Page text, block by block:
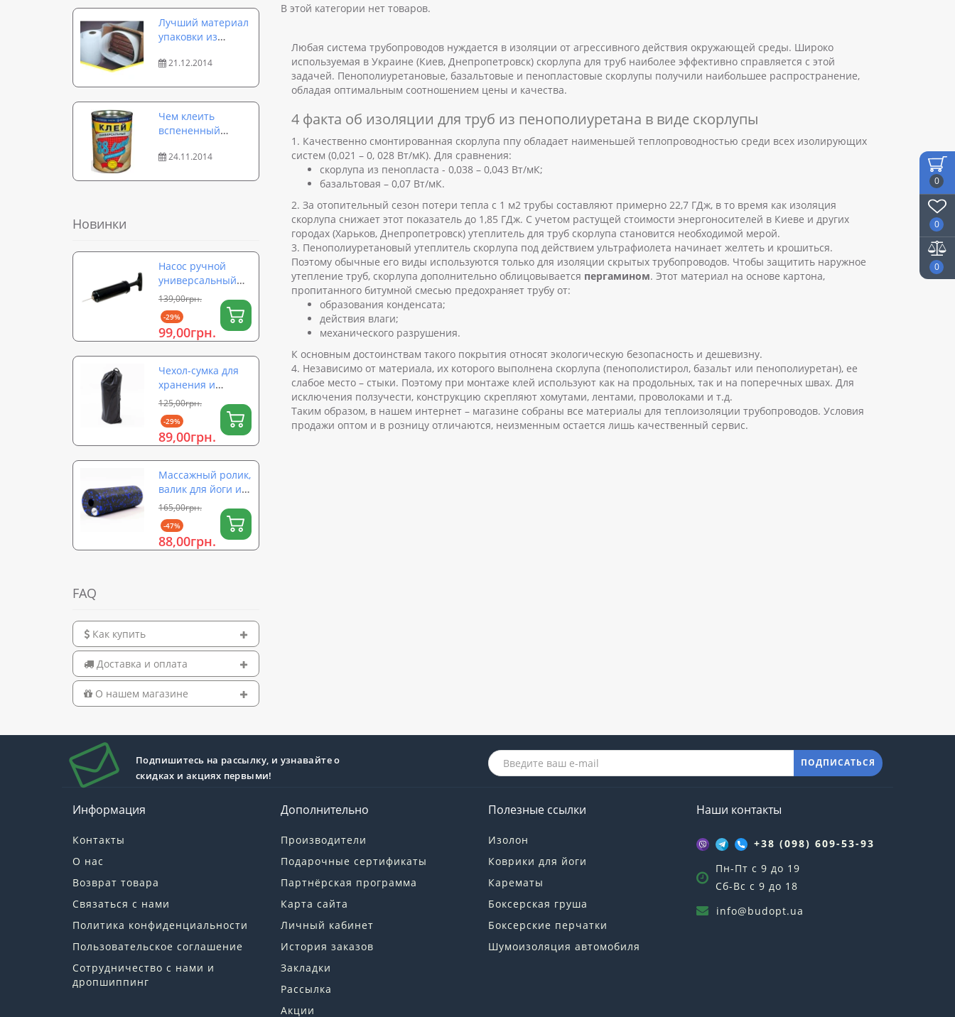
0
0
0
Лучший материал
упаковки из
полиэтилена
21.12.2014
Чем клеить
вспененный
(пенополиэтилен)
24.11.2014
Новинки
Насос ручной
универсальный
для мячей,
надувных
изделий,
фитболов OSPORT
139,00грн.
-29%
99,00грн.
Чехол-сумка для
хранения и
переноски ролика
для йоги (валика)
на затяжке 56×26
см OSPORT (OF-
125,00грн.
-29%
89,00грн.
Массажный ролик,
валик для йоги и
массажа спины
EPP (массажер для
спины, шеи, ног)
OSPORT 15х5см
165,00грн.
-47%
88,00грн.
FAQ
Как купить
Доставка и оплата
О нашем магазине
В этой категории нет товаров.
Любая система трубопроводов нуждается в изоляции от агрессивного действия окружающей среды. Широко
используемая в Украине (Киев, Днепропетровск) скорлупа для труб наиболее эффективно справляется с этой
задачей. Пенополиуретановые, базальтовые и пенопластовые скорлупы получили наибольшее распространение,
обладая оптимальным соотношением цены и качества.
4 факта об изоляции для труб из пенополиуретана в виде скорлупы
1. Качественно смонтированная скорлупа ппу обладает наименьшей теплопроводностью среди всех изолирующих
систем (0,021 – 0, 028 Вт/мК). Для сравнения:
скорлупа из пенопласта - 0,038 – 0,043 Вт/мК;
базальтовая – 0,07 Вт/мК.
2. За отопительный сезон потери тепла с 1 м2 трубы составляют примерно 22,7 ГДж, в то время как изоляция
скорлупа снижает этот показатель до 1,85 ГДж. С учетом растущей стоимости энергоносителей в Киеве и других
городах (Харьков, Днепропетровск) утеплитель для труб скорлупа становится необходимой мерой.
3. Пенополиуретановый утеплитель скорлупа под действием ультрафиолета начинает желтеть и крошиться.
Поэтому обычные его виды используются только для изоляции скрытых трубопроводов. Чтобы защитить наружное
утепление труб, скорлупа дополнительно облицовывается пергамином. Этот материал на основе картона,
пропитанного битумной смесью предохраняет трубу от:
образования конденсата;
действия влаги;
механического разрушения.
К основным достоинствам такого покрытия относят экологическую безопасность и дешевизну.
4. Независимо от материала, их которого выполнена скорлупа (пенополистирол, базальт или пенополиуретан), ее
слабое место – стыки. Поэтому при монтаже клей используют как на продольных, так и на поперечных швах. Для
исключения ползучести, конструкцию скрепляют хомутами, лентами, проволоками и т.д.
Таким образом, в нашем интернет – магазине собраны все материалы для теплоизоляции трубопроводов. Условия
продажи оптом и в розницу отличаются, неизменным остается лишь качественный сервис.
Подпишитесь на рассылку, и узнавайте о
скидках и акциях первыми!
ПОДПИСАТЬСЯ
Информация
Контакты
О нас
Возврат товара
Связаться с нами
Политика конфиденциальности
Пользовательское соглашение
Сотрудничество с нами и
дропшиппинг
Дополнительно
Производители
Подарочные сертификаты
Партнёрская программа
Карта сайта
Личный кабинет
История заказов
Закладки
Рассылка
Акции
Полезные ссылки
Изолон
Коврики для йоги
Карематы
Боксерская груша
Боксерские перчатки
Шумоизоляция автомобиля
Наши контакты
+38 (098) 609-53-93
Пн-Пт с 9 до 19
Сб-Вс с 9 до 18
info@budopt.ua